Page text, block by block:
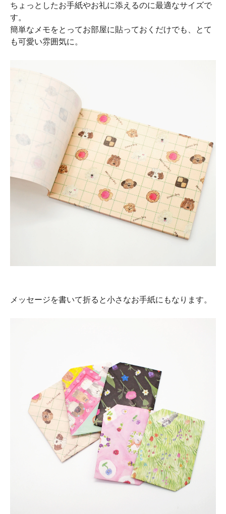
ちょっとしたお手紙やお礼に添えるのに最適なサイズで
す。
簡単なメモをとってお部屋に貼っておくだけでも、とて
も可愛い雰囲気に。
メッセージを書いて折ると小さなお手紙にもなります。